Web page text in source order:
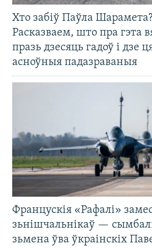
Хто забіў Паўла Шарамета?
Расказваем, што пра гэта
празь дзесяць гадоў і дзе
асноўныя падазраваныя
Францускія «Рафалі»
зьнішчальнікаў —
зьмена ўва ўкраінскіх